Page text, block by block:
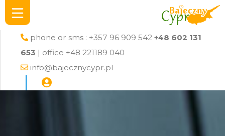
phone or sms : +357 96 909 542 +48 602 131
653 | office +48 221189 040
info@bajecznycypr.pl